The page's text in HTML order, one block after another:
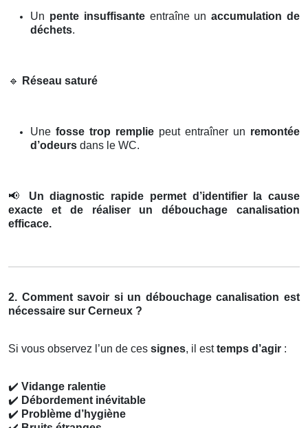
Un pente insuffisanteentraîne unaccumulation de
déchets.
🔹 Réseau saturé
Une fosse trop remplie peut entraîner un remontée
d’odeurs dans le WC.
📢
Un diagnostic rapide permet d’identifier la cause
exacte et de réaliser un débouchage canalisation
efficace.
2. Comment savoir si un débouchage canalisation est
nécessaire sur Cerneux ?
Si vous observez l’un de ces signes, il esttemps d’agir :
✔️ Vidange ralentie
✔️ Débordement inévitable
✔️ Problème d’hygiène